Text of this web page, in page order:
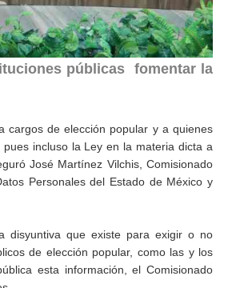
públicas fomentar la
cargos de elección popular y a quienes
incluso la Ley en la materia dicta a
José Martínez Vilchis, Comisionado
Personales del Estado de México y
disyuntiva que existe para exigir o no
de elección popular, como las y los
esta información, el Comisionado